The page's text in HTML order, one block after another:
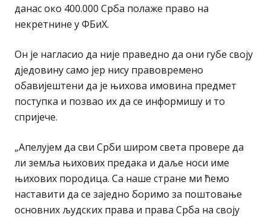
данас око 400.000 Срба полаже право на
некретнине у ФБиХ.
Он је нагласио да није праведно да они губе своју
дједовину само јер нису правовремено
обавијештени да је њихова имовина предмет
поступка и позвао их да се информишу и то
спријече.
„Апелујем да сви Срби широм света провере да
ли земља њихових предака и даље носи име
њихових породица. Са наше стране ми ћемо
наставити да се заједно боримо за поштовање
основних људских права и права Срба на своју